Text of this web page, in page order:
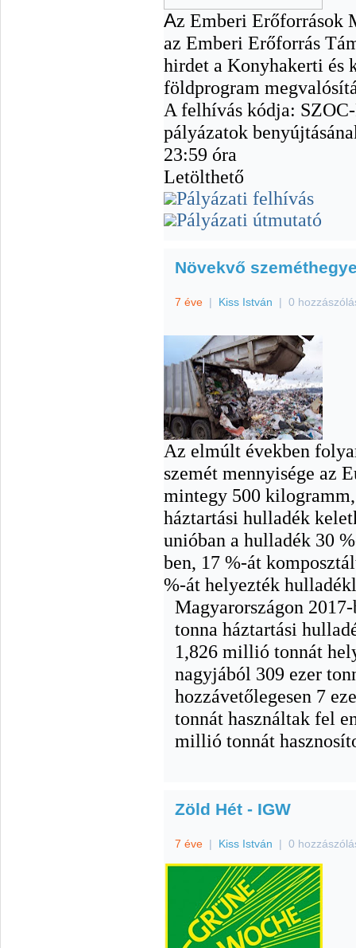
Az Emberi Erőforrások
az Emberi Erőforrás
hirdet a Konyhakerti és
földprogram
A felhívás kódja:
pályázatok
23:59 óra
Letölthető
Pályázati felhívás
Pályázati útmutató
Növekvő
7 éve | Kiss István | 0
Az elmúlt években
szemét mennyisége az
mintegy 500
háztartási hulladék
unióban a hulladék 30
ben, 17 %-át
%-át helyezték
Magyarországon
tonna háztartási
1,826 millió tonnát
nagyjából 309 ezer
hozzávetőlegesen 7
tonnát használtak fel
millió tonnát
Zöld Hét - IGW
7 éve | Kiss István | 0